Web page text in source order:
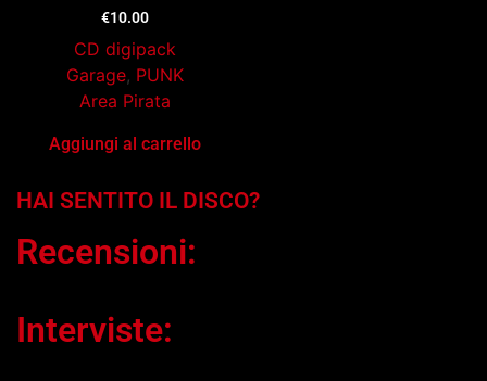
€10.00
CD digipack
Garage, PUNK
Area Pirata
Aggiungi al carrello
HAI SENTITO IL DISCO?
Recensioni:
Interviste: